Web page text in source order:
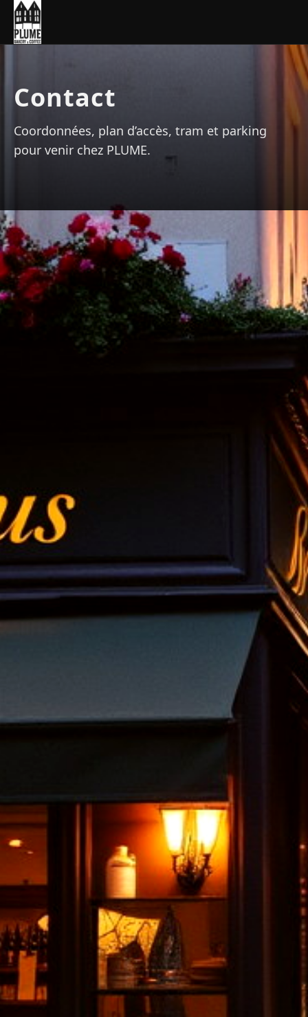
Contact
Coordonnées, plan d’accès, tram et parking
pour venir chez PLUME.